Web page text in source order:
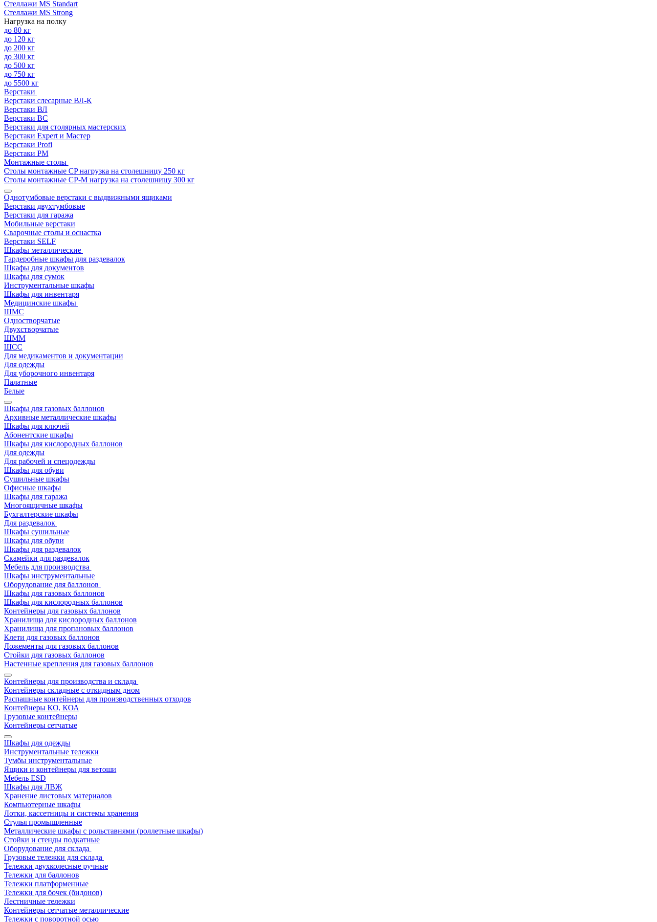
Стеллажи MS Standart
Стеллажи MS Strong
Нагрузка на полку
до 80 кг
до 120 кг
до 200 кг
до 300 кг
до 500 кг
до 750 кг
до 5500 кг
Верстаки
Верстаки слесарные ВЛ-К
Верстаки ВЛ
Верстаки ВС
Верстаки для столярных мастерских
Верстаки Expert и Мастер
Верстаки Profi
Верстаки РМ
Монтажные столы
Столы монтажные СP нагрузка на столешницу 250 кг
Столы монтажные СР-М нагрузка на столешницу 300 кг
Однотумбовые верстаки с выдвижными ящиками
Верстаки двухтумбовые
Верстаки для гаража
Мобильные верстаки
Сварочные столы и оснастка
Верстаки SELF
Шкафы металлические
Гардеробные шкафы для раздевалок
Шкафы для документов
Шкафы для сумок
Инструментальные шкафы
Шкафы для инвентаря
Медицинские шкафы
ШМС
Одностворчатые
Двухстворчатые
ШММ
ШСС
Для медикаментов и документации
Для одежды
Для уборочного инвентаря
Палатные
Белые
Шкафы для газовых баллонов
Архивные металлические шкафы
Шкафы для ключей
Абонентские шкафы
Шкафы для кислородных баллонов
Для одежды
Для рабочей и спецодежды
Шкафы для обуви
Сушильные шкафы
Офисные шкафы
Шкафы для гаража
Многоящичные шкафы
Бухгалтерские шкафы
Для раздевалок
Шкафы сушильные
Шкафы для обуви
Шкафы для раздевалок
Скамейки для раздевалок
Мебель для производства
Шкафы инструментальные
Оборудование для баллонов
Шкафы для газовых баллонов
Шкафы для кислородных баллонов
Контейнеры для газовых баллонов
Хранилища для кислородных баллонов
Хранилища для пропановых баллонов
Клети для газовых баллонов
Ложементы для газовых баллонов
Стойки для газовых баллонов
Настенные крепления для газовых баллонов
Контейнеры для производства и склада
Контейнеры складные с откидным дном
Распашные контейнеры для производственных отходов
Контейнеры КО, КОА
Грузовые контейнеры
Контейнеры сетчатые
Шкафы для одежды
Инструментальные тележки
Тумбы инструментальные
Ящики и контейнеры для ветоши
Мебель ESD
Шкафы для ЛВЖ
Хранение листовых материалов
Компьютерные шкафы
Лотки, кассетницы и системы хранения
Стулья промышленные
Металлические шкафы с рольставнями (роллетные шкафы)
Стойки и стенды подкатные
Оборудование для склада
Грузовые тележки для склада
Тележки двухколесные ручные
Тележки для баллонов
Тележки платформенные
Тележки для бочек (бидонов)
Лестничные тележки
Контейнеры сетчатые металлические
Тележки с поворотной осью